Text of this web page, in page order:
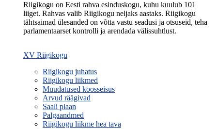
Riigikogu on Eesti rahva esinduskogu, kuhu kuulub 101
liiget. Rahvas valib Riigikogu neljaks aastaks. Riigikogu
tähtsaimad ülesanded on võtta vastu seadusi ja otsuseid, teha
parlamentaarset kontrolli ja arendada välissuhtlust.
XV Riigikogu
Riigikogu juhatus
Riigikogu liikmed
Muudatused koosseisus
Arvud räägivad
Saali plaan
Palgaandmed
Riigikogu liikme hea tava